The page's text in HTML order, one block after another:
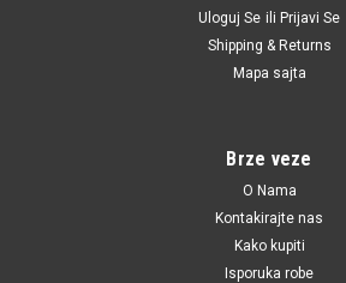
Uloguj Se ili Prijavi Se
Shipping & Returns
Mapa sajta
Brze veze
O Nama
Kontakirajte nas
Kako kupiti
Isporuka robe